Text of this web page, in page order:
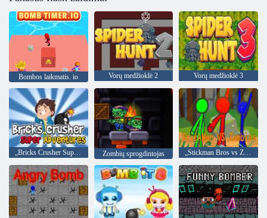
Bombos laikmatis. io Vorų medžioklė 2 Vorų medžioklė 3
„Bricks Crusher Super Adventures“. Zombių sprogdintojas „Stickman Bros vs Zombies“